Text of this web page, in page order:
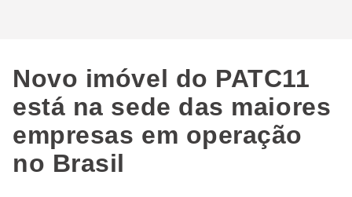
Novo imóvel do PATC11
está na sede das maiores
empresas em operação
no Brasil